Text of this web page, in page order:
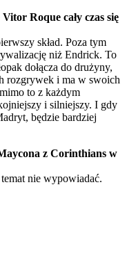
Roque cały czas się
skład. Poza tym
niż Endrick. To
dołącza do drużyny,
rozgrywek i ma w swoich
to z każdym
i silniejszy. I gdy
będzie bardziej
z Corinthians w
nie wypowiadać.